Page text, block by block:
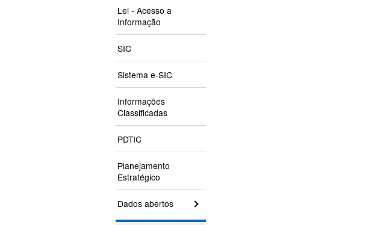
Lei - Acesso a
Informação
SIC
Sistema e-SIC
Informações
Classificadas
PDTIC
Planejamento
Estratégico
Dados abertos